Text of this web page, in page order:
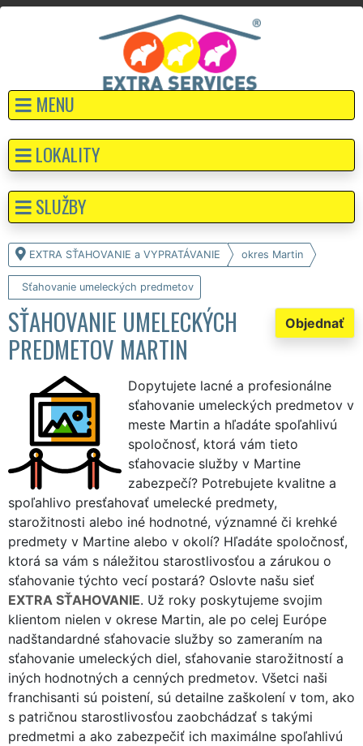
MENU
EXTRA SŤAHOVANIE a VYPRATÁVANIE okres Martin
Sťahovanie umeleckých predmetov
Objednať
SŤAHOVANIE UMELECKÝCH
PREDMETOV MARTIN
Dopytujete lacné a profesionálne
sťahovanie umeleckých predmetov v
meste Martin a hľadáte spoľahlivú
spoločnosť, ktorá vám tieto
sťahovacie služby v Martine
zabezpečí? Potrebujete kvalitne a
spoľahlivo presťahovať umelecké predmety,
starožitnosti alebo iné hodnotné, významné či krehké
predmety v Martine alebo v okolí? Hľadáte spoločnosť,
ktorá sa vám s náležitou starostlivosťou a zárukou o
sťahovanie týchto vecí postará? Oslovte našu sieť
EXTRA SŤAHOVANIE. Už roky poskytujeme svojim
klientom nielen v okrese Martin, ale po celej Európe
nadštandardné sťahovacie služby so zameraním na
sťahovanie umeleckých diel, sťahovanie starožitností a
iných hodnotných a cenných predmetov. Všetci naši
franchisanti sú poistení, sú detailne zaškolení v tom, ako
s patričnou starostlivosťou zaobchádzať s takými
predmetmi a ako zabezpečiť ich maximálne spoľahlivú
LOKALITY
SLUŽBY